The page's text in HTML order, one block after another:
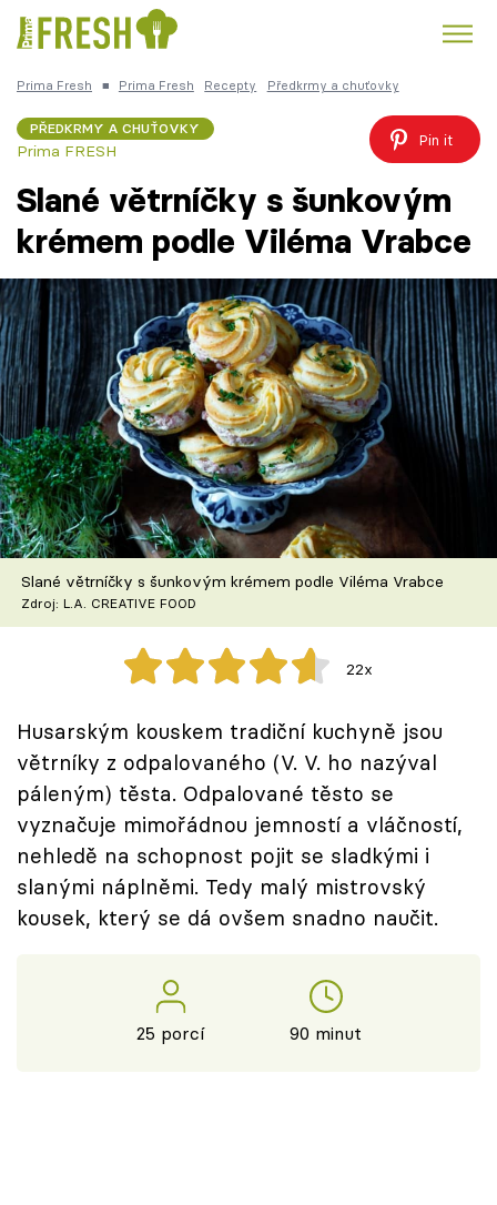
Česká kuchyně
Témata
Recepty
Články
TV Program
Škola vaření
Recepty z TV
Speciál: Cuketa
Těhotnej kuchař
Sledujte prima+
Přihlášení
Sledujte nás
Prima Fresh ■ Prima Fresh Recepty Předkrmy a chuťovky
PŘEDKRMY A CHUŤOVKY
Prima FRESH
Pin it
Slané větrníčky s šunkovým
krémem podle Viléma Vrabce
Slané větrníčky s šunkovým krémem podle Viléma Vrabce
Zdroj: L.A. CREATIVE FOOD
22x
Husarským kouskem tradiční kuchyně jsou
větrníky z odpalovaného (V. V. ho nazýval
páleným) těsta. Odpalované těsto se
vyznačuje mimořádnou jemností a vláčností,
nehledě na schopnost pojit se sladkými i
slanými náplněmi. Tedy malý mistrovský
kousek, který se dá ovšem snadno naučit.
25 porcí 90 minut